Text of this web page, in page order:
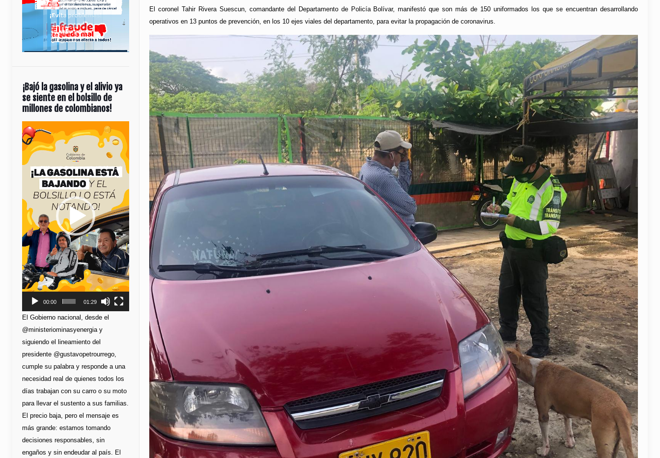
El coronel Tahir Rivera Suescun, comandante del Departamento de Policía Bolívar, manifestó que son más de 150 uniformados los que se encuentran desarrollando
operativos en 13 puntos de prevención, en los 10 ejes viales del departamento, para evitar la propagación de coronavirus.
¡Bajó la gasolina y el alivio ya
se siente en el bolsillo de
millones de colombianos!
Reproductor
de
vídeo
00:00 01:29
El Gobierno nacional, desde el
@ministeriominasyenergia y
siguiendo el lineamiento del
presidente @gustavopetrourrego,
cumple su palabra y responde a una
necesidad real de quienes todos los
días trabajan con su carro o su moto
para llevar el sustento a sus familias.
El precio baja, pero el mensaje es
más grande: estamos tomando
decisiones responsables, sin
engaños y sin endeudar al país. El